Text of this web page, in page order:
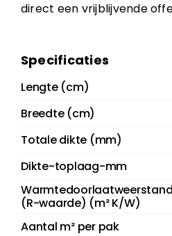
direct een vrijblijvende
Specificaties
Lengte (cm)
Breedte (cm)
Totale dikte (mm)
Dikte-toplaag-mm
Warmtedoorlaatweerstand
(R-waarde) (m² K/W)
Aantal m² per pak